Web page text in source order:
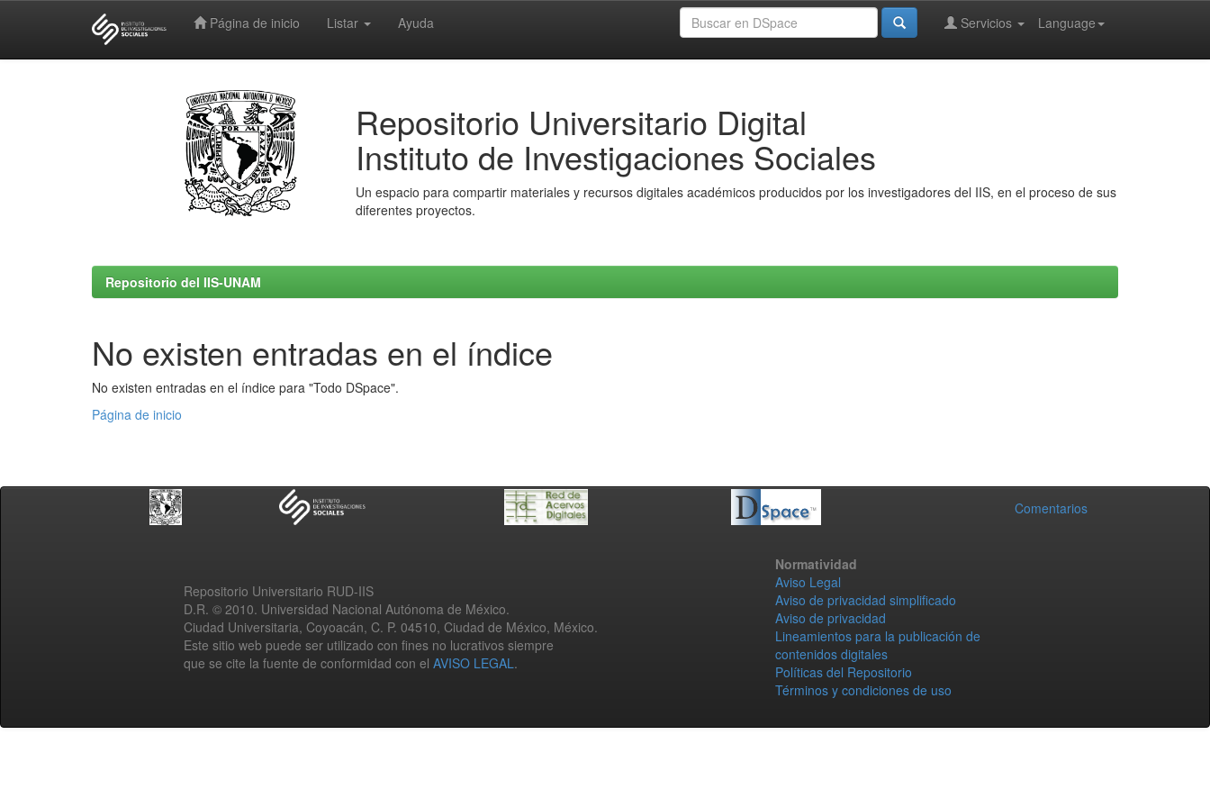
Página de inicio Listar Ayuda Language
Servicios
Repositorio Universitario Digital
Instituto de Investigaciones Sociales
Un espacio para compartir materiales y recursos digitales académicos producidos por los investigadores del IIS, en el proceso de sus
diferentes proyectos.
Repositorio del IIS-UNAM
No existen entradas en el índice
No existen entradas en el índice para "Todo DSpace".
Página de inicio
Comentarios
Repositorio Universitario RUD-IIS
D.R. © 2010. Universidad Nacional Autónoma de México.
Ciudad Universitaria, Coyoacán, C. P. 04510, Ciudad de México, México.
Este sitio web puede ser utilizado con fines no lucrativos siempre
que se cite la fuente de conformidad con el AVISO LEGAL.
Normatividad
Aviso Legal
Aviso de privacidad simplificado
Aviso de privacidad
Lineamientos para la publicación de
contenidos digitales
Políticas del Repositorio
Términos y condiciones de uso